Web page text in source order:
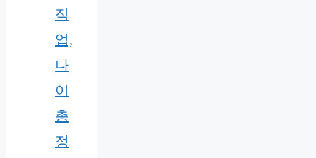
직
업,
나
이
총
정